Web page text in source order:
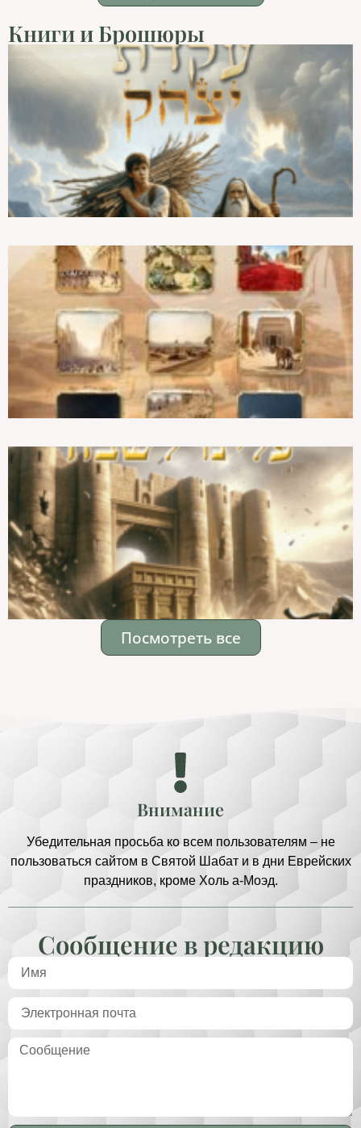
Книги и Брошюры
Посмотреть все
Внимание
Убедительная просьба ко всем пользователям – не
пользоваться сайтом в Святой Шабат и в дни Еврейских
праздников, кроме Холь а-Моэд.
Сообщение в редакцию